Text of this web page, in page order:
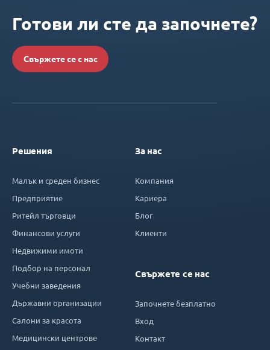
Готови ли сте да започнете?
Свържете се с нас
Решения
Малък и среден бизнес
Предприятие
Ритейл търговци
Финансови услуги
Недвижими имоти
Подбор на персонал
Учебни заведения
Държавни организации
Салони за красота
Медицински центрове
За нас
Компания
Кариера
Блог
Клиенти
Свържете се нас
Започнете безплатно
Вход
Контакт